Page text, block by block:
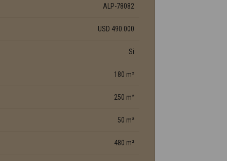
ALP-78082
USD 490.000
Si
180 m²
250 m²
50 m²
480 m²